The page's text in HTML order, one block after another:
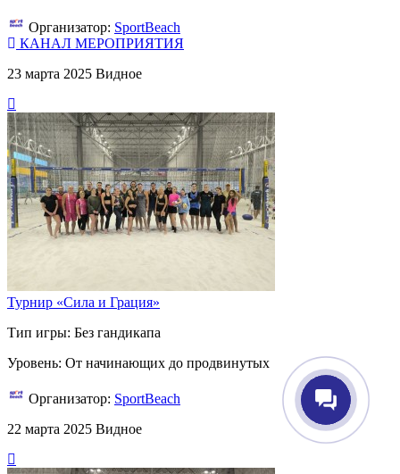
Организатор: SportBeach
КАНАЛ МЕРОПРИЯТИЯ
23 марта 2025 Видное
Турнир «Сила и Грация»
Тип игры: Без гандикапа
Уровень: От начинающих до продвинутых
Организатор: SportBeach
22 марта 2025 Видное